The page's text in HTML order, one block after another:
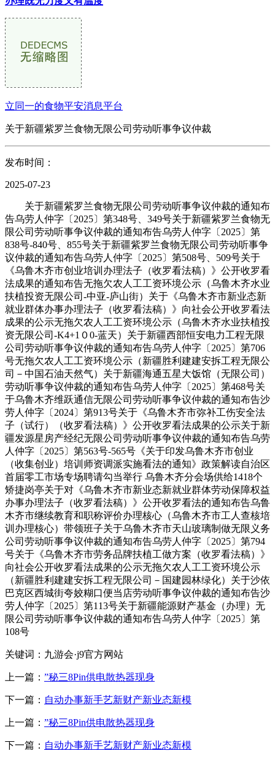
立同一的食物平安消息平台
关于新疆紫罗兰食物无限公司劳动听事争议仲裁
发布时间：
2025-07-23
关于新疆紫罗兰食物无限公司劳动听事争议仲裁的通知布
告乌劳人仲字〔2025〕第348号、349号关于新疆紫罗兰食物无
限公司劳动听事争议仲裁的通知布告乌劳人仲字〔2025〕第
838号-840号、855号关于新疆紫罗兰食物无限公司劳动听事争
议仲裁的通知布告乌劳人仲字〔2025〕第508号、509号关于
《乌鲁木齐市创业培训办理法子（收罗看法稿）》公开收罗看
法成果的通知布告无拖欠农人工工资环境公示（乌鲁木齐水业
扶植投资无限公司-中亚-庐山街）关于《乌鲁木齐市新业态新
就业群体办事办理法子（收罗看法稿）》向社会公开收罗看法
成果的公示无拖欠农人工工资环境公示（乌鲁木齐水业扶植投
资无限公司-K4+1０0-蓝天）关于新疆西部恒安电力工程无限
公司劳动听事争议仲裁的通知布告乌劳人仲字〔2025〕第706
号无拖欠农人工工资环境公示（新疆胜利建建安拆工程无限公
司－中国石油天然气）关于新疆海通五星大饭馆（无限公司）
劳动听事争议仲裁的通知布告乌劳人仲字〔2025〕第468号关
于乌鲁木齐维跃通信无限公司劳动听事争议仲裁的通知布告沙
劳人仲字〔2024〕第913号关于《乌鲁木齐市弥补工伤安全法
子（试行）（收罗看法稿）》公开收罗看法成果的公示关于新
疆发源星房产经纪无限公司劳动听事争议仲裁的通知布告乌劳
人仲字〔2025〕第563号-565号《关于印发乌鲁木齐市创业
（收集创业）培训师资调派实施看法的通知》政策解读自治区
首届零工市场专场聘请勾当举行 乌鲁木齐分会场供给1418个
矫捷岗亭关于对《乌鲁木齐市新业态新就业群体劳动保障权益
办事办理法子（收罗看法稿）》公开收罗看法的通知布告乌鲁
木齐市继续教育和职称评价办理核心（乌鲁木齐市工人查核培
训办理核心）带领班子关于乌鲁木齐市天山玻璃制做无限义务
公司劳动听事争议仲裁的通知布告乌劳人仲字〔2025〕第794
号关于《乌鲁木齐市劳务品牌扶植工做方案（收罗看法稿）》
向社会公开收罗看法成果的公示无拖欠农人工工资环境公示
（新疆胜利建建安拆工程无限公司－国建园林绿化）关于沙依
巴克区西城街夸姣糊口便当店劳动听事争议仲裁的通知布告沙
劳人仲字〔2025〕第113号关于新疆能源财产基金（办理）无
限公司劳动听事争议仲裁的通知布告乌劳人仲字〔2025〕第
108号
关键词：九游会·j9官方网站
上一篇： ”秘三8Pin供电散热器现身
下一篇： 自动办事新手艺新财产新业态新模
上一篇： ”秘三8Pin供电散热器现身
下一篇： 自动办事新手艺新财产新业态新模